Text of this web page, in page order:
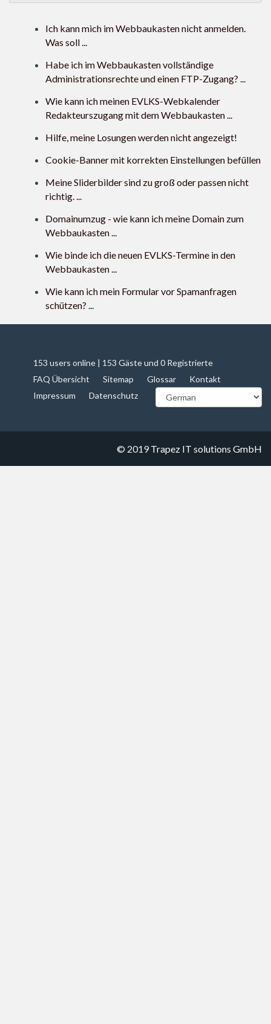
Ich kann mich im Webbaukasten nicht anmelden.
Was soll ...
Habe ich im Webbaukasten vollständige
Administrationsrechte und einen FTP-Zugang? ...
Wie kann ich meinen EVLKS-Webkalender
Redakteurszugang mit dem Webbaukasten ...
Hilfe, meine Losungen werden nicht angezeigt!
Cookie-Banner mit korrekten Einstellungen befüllen
Meine Sliderbilder sind zu groß oder passen nicht
richtig. ...
Domainumzug - wie kann ich meine Domain zum
Webbaukasten ...
Wie binde ich die neuen EVLKS-Termine in den
Webbaukasten ...
Wie kann ich mein Formular vor Spamanfragen
schützen? ...
153 users online | 153 Gäste und 0 Registrierte
FAQ Übersicht
Sitemap Glossar
Kontakt
Impressum
Datenschutz
© 2019Trapez IT solutions GmbH